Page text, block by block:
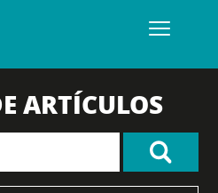
ARTÍCULOS